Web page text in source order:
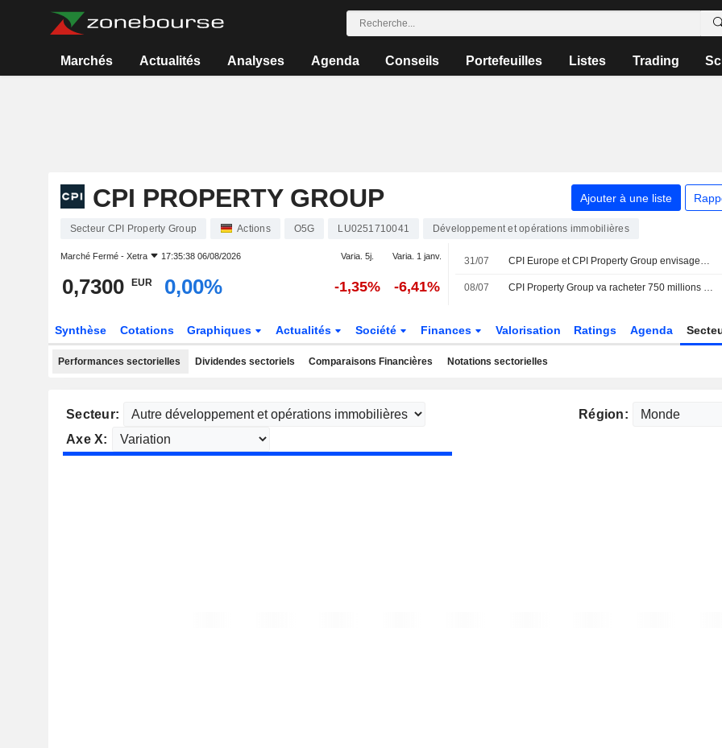
Marchés Actualités Analyses Agenda Conseils Portefeuilles Listes Trading
CPI PROPERTY GROUP Ajouter à une liste
Secteur CPI Property Group Actions O5G LU0251710041 Développement et opérations immobilières
Marché Fermé - Xetra 17:35:38 06/08/2026 Varia. 5j. Varia. 1 janv.
0,7300 EUR 0,00% -1,35% -6,41%
31/07 CPI Europe et CPI Property Group envisagent une fusion de leurs actifs commerciaux
08/07 CPI Property Group va racheter 750 millions d'euros d'obligations venant à échéance en 2027
Synthèse Cotations Graphiques Actualités Société Finances Valorisation Ratings Agenda
Performances sectorielles Dividendes sectoriels Comparaisons Financières Notations sectorielles
Secteur:
Région:
Axe X: